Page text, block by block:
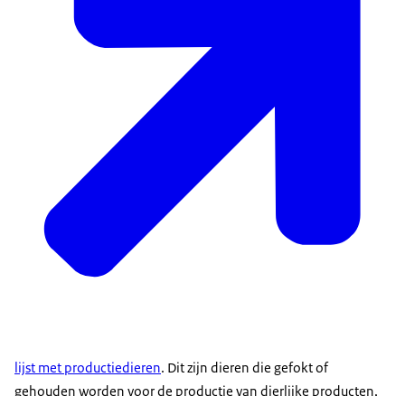
lijst met productiedieren. Dit zijn dieren die gefokt of
gehouden worden voor de productie van dierlijke producten,